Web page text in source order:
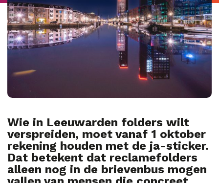
Wie in Leeuwarden folders wilt
verspreiden, moet vanaf 1 oktober
rekening houden met de ja-sticker.
Dat betekent dat reclamefolders
alleen nog in de brievenbus mogen